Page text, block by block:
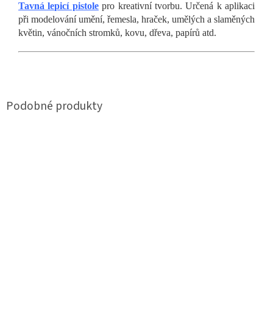
Tavná lepicí pistolepro kreativní tvorbu. Určená k aplikaci
při modelování umění, řemesla, hraček, umělých a slaměných
květin, vánočních stromků, kovu, dřeva, papírů atd.